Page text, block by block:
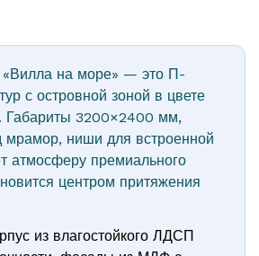
«Вилла на море» — это П-
с островной зоной в цвете
Габариты 3200×2400 мм,
мрамор, ниши для встроенной
атмосферу премиального
центром притяжения
из влагостойкого ЛДСП